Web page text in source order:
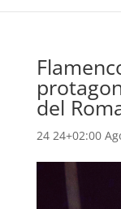
del
24 24+02:00